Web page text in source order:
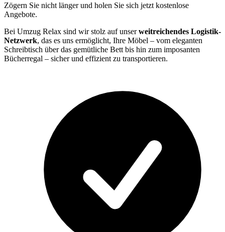
Zögern Sie nicht länger und holen Sie sich jetzt kostenlose
Angebote.
Bei Umzug Relax sind wir stolz auf unserweitreichendes Logistik-
Netzwerk, das es uns ermöglicht, Ihre Möbel – vom eleganten
Schreibtisch über das gemütliche Bett bis hin zum imposanten
Bücherregal – sicher und effizient zu transportieren.